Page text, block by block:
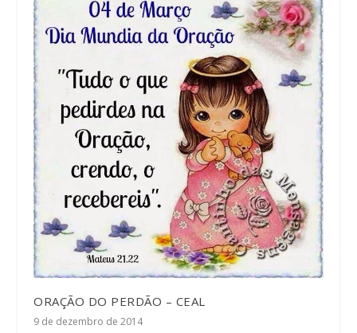
ORAÇÃO DO PERDÃO – CEAL
9 de dezembro de 2014